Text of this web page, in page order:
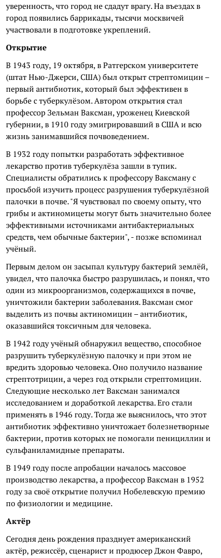
уверенность, что город не сдадут врагу. На въездах в
город появились баррикады, тысячи москвичей
участвовали в подготовке укреплений.
Открытие
В 1943 году, 19 октября, в Ратгерском университете
(штат Нью-Джерси, США) был открыт стрептомицин –
первый антибиотик, который был эффективен в
борьбе с туберкулёзом. Автором открытия стал
профессор Зельман Ваксман, уроженец Киевской
губернии, в 1910 году эмигрировавший в США и всю
жизнь занимавшийся почвоведением.
В 1932 году попытки разработать эффективное
лекарство против туберкулёза зашли в тупик.
Специалисты обратились к профессору Ваксману с
просьбой изучить процесс разрушения туберкулёзной
палочки в почве. "Я чувствовал по своему опыту, что
грибы и актиномицеты могут быть значительно более
эффективными источниками антибактериальных
средств, чем обычные бактерии", - позже вспоминал
учёный.
Первым делом он засыпал культуру бактерий землёй,
увидел, что палочка быстро разрушилась, и понял, что
один из микроорганизмов, содержащихся в почве,
уничтожили бактерии заболевания. Ваксман смог
выделить из почвы актиномицин – антибиотик,
оказавшийся токсичным для человека.
В 1942 году учёный обнаружил вещество, способное
разрушить туберкулёзную палочку и при этом не
вредить здоровью человека. Оно получило название
стрептотрицин, а через год открыли стрептомицин.
Следующие несколько лет Ваксман занимался
исследованием и доработкой лекарства. Его стали
применять в 1946 году. Тогда же выяснилось, что этот
антибиотик эффективно уничтожает болезнетворные
бактерии, против которых не помогали пенициллин и
сульфаниламидные препараты.
В 1949 году после апробации началось массовое
производство лекарства, а профессор Ваксман в 1952
году за своё открытие получил Нобелевскую премию
по физиологии и медицине.
Актёр
Сегодня день рождения празднует американский
актёр, режиссёр, сценарист и продюсер Джон Фавро,